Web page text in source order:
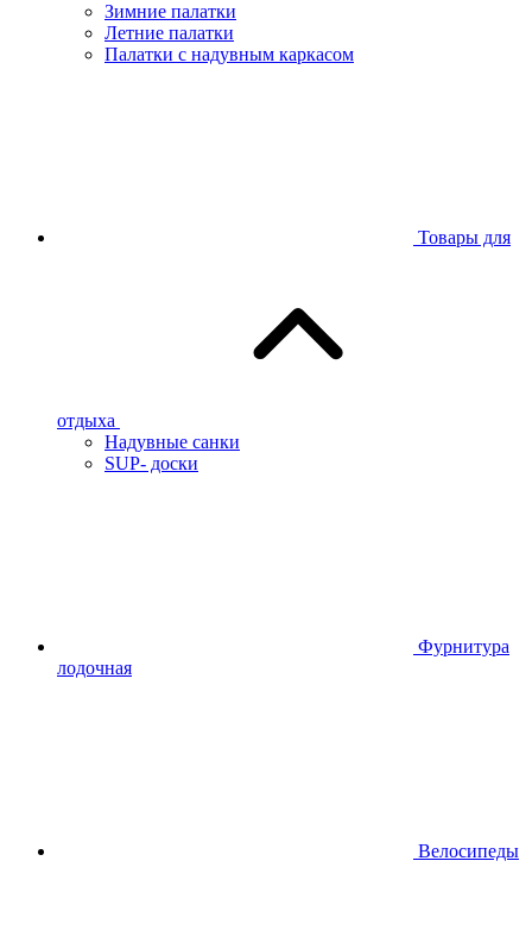
Зимние палатки
Летние палатки
Палатки с надувным каркасом
Товары для
отдыха
Надувные санки
SUP- доски
Фурнитура
лодочная
Велосипеды